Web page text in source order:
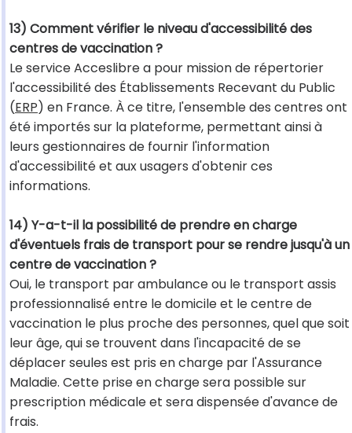
13) Comment vérifier le niveau d'accessibilité des
centres de vaccination ?
Le service Acceslibre a pour mission de répertorier
l'accessibilité des Établissements Recevant du Public
(ERP) en France. À ce titre, l'ensemble des centres ont
été importés sur la plateforme, permettant ainsi à
leurs gestionnaires de fournir l'information
d'accessibilité et aux usagers d'obtenir ces
informations.
14) Y-a-t-il la possibilité de prendre en charge
d'éventuels frais de transport pour se rendre jusqu'à un
centre de vaccination ?
Oui, le transport par ambulance ou le transport assis
professionnalisé entre le domicile et le centre de
vaccination le plus proche des personnes, quel que soit
leur âge, qui se trouvent dans l'incapacité de se
déplacer seules est pris en charge par l'Assurance
Maladie. Cette prise en charge sera possible sur
prescription médicale et sera dispensée d'avance de
frais.